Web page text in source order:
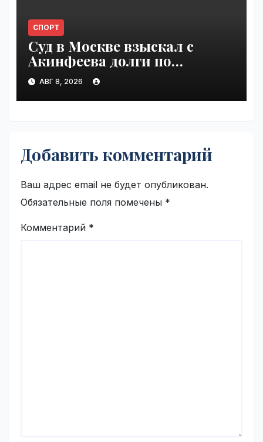
СПОРТ
Суд в Москве взыскал с
Акинфеева долги по
коммунальным платежам |
VseTime.ru
АВГ 8, 2026
Добавить комментарий
Ваш адрес email не будет опубликован.
Обязательные поля помечены *
Комментарий *